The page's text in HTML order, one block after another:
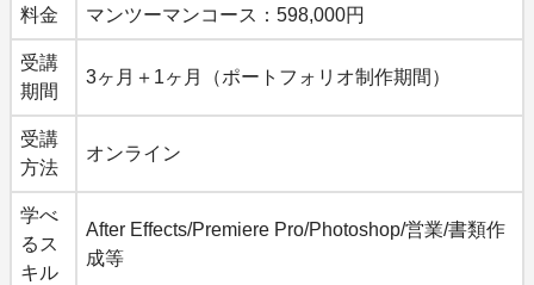
料金
マンツーマンコース：598,000円
受講
期間
3ヶ月＋1ヶ月（ポートフォリオ制作期間）
受講
方法
オンライン
学べ
るス
キル
After Effects/Premiere Pro/Photoshop/営業/書類作
成等